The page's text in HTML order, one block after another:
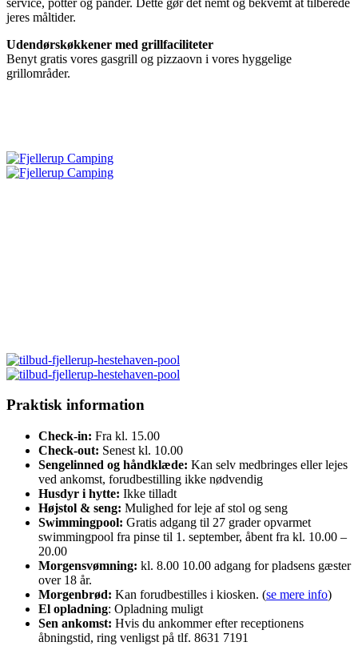
jeres måltider.
Udendørskøkkener med grillfaciliteter
Benyt gratis vores gasgrill og pizzaovn i vores hyggelige
grillområder.
Praktisk information
Check-in: Fra kl. 15.00
Check-out: Senest kl. 10.00
Sengelinned og håndklæde: Kan selv medbringes eller lejes
ved ankomst, forudbestilling ikke nødvendig
Husdyr i hytte: Ikke tilladt
Højstol & seng: Mulighed for leje af stol og seng
Swimmingpool: Gratis adgang til 27 grader opvarmet
swimmingpool fra pinse til 1. september, åbent fra kl. 10.00 –
20.00
Morgensvømning: kl. 8.00 10.00 adgang for pladsens gæster
over 18 år.
Morgenbrød: Kan forudbestilles i kiosken. (se mere info)
El opladning: Opladning muligt
Sen ankomst: Hvis du ankommer efter receptionens
åbningstid, ring venligst på tlf. 8631 7191